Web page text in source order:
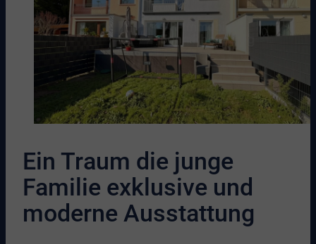
Ein Traum die junge
Familie exklusive und
moderne Ausstattung